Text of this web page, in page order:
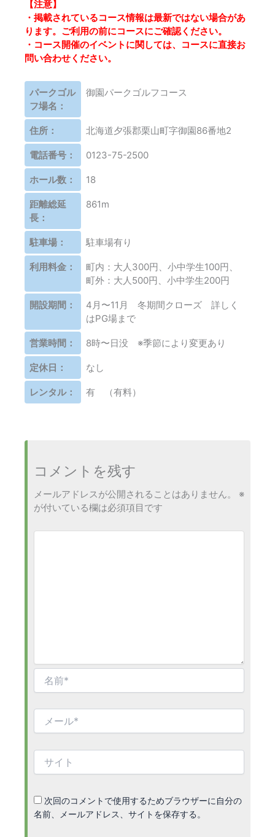
【注意】
・掲載されているコース情報は最新ではない場合があ
ります。ご利用の前にコースにご確認ください。
・コース開催のイベントに関しては、コースに直接お
問い合わせください。
パークゴル
フ場名：
御園パークゴルフコース
住所： 北海道夕張郡栗山町字御園86番地2
電話番号： 0123-75-2500
ホール数： 18
距離総延
長：
861m
駐車場： 駐車場有り
利用料金：
町内：大人300円、小中学生100円、
町外：大人500円、小中学生200円
開設期間：
4月〜11月 冬期間クローズ 詳しく
はPG場まで
営業時間： 8時〜日没 ※季節により変更あり
定休日： なし
レンタル： 有 （有料）
コメントを残す
メールアドレスが公開されることはありません。
※
が付いている欄は必須項目です
*
次回のコメントで使用するためブラウザーに自分の
名前、メールアドレス、サイトを保存する。